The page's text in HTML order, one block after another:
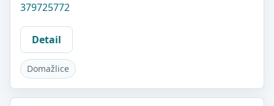
379725772
Detail
Domažlice